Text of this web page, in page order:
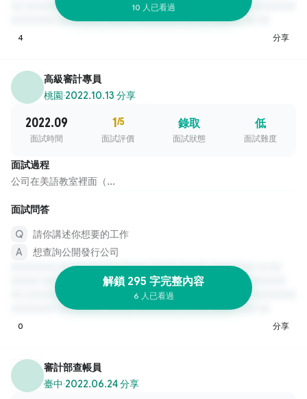
10 人已看過
4 分享
高級審計專員
桃園·2022.10.13 分享
2022.09
面試時間
1/5
面試評價
錄取
面試狀態
低
面試難度
面試過程
公司在美語教室裡面（...
面試問答
請你講述你想要的工作
想查詢公開發行公司
解鎖 295 字完整內容
6 人已看過
0 分享
審計部查帳員
臺中·2022.06.24 分享